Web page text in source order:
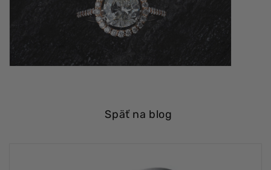
Späť na blog